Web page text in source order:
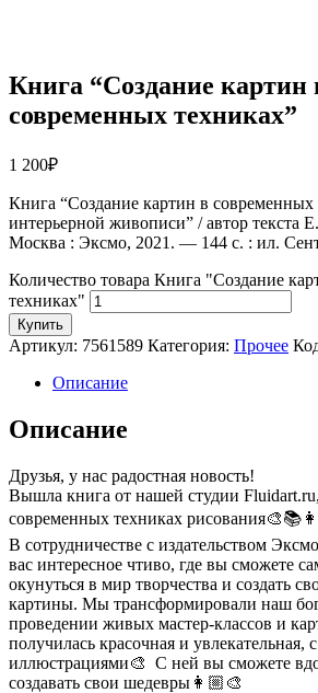
Книга “Создание картин
современных техниках”
1 200₽
Книга “Cоздание картин в современных
интерьерной живописи” / автор текста
Москва : Эксмо, 2021. — 144 с. : ил.
Количество товара Книга "Создание
техниках"
Купить
Артикул: 7561589 Категория: Прочее
Описание
Описание
Друзья, у нас радостная новость!
Вышла книга от нашей студии Fluidart.ru,
современных техниках
В сотрудничестве с издательством
вас интересное чтиво, где вы сможете
окунуться в мир творчества и создать
картины. Мы трансформировали наш
проведении живых мастер-классов и
получилась красочная и увлекательная,
иллюстрациями🎨 С ней вы сможете
создавать свои шедевры👩🏼‍🎨